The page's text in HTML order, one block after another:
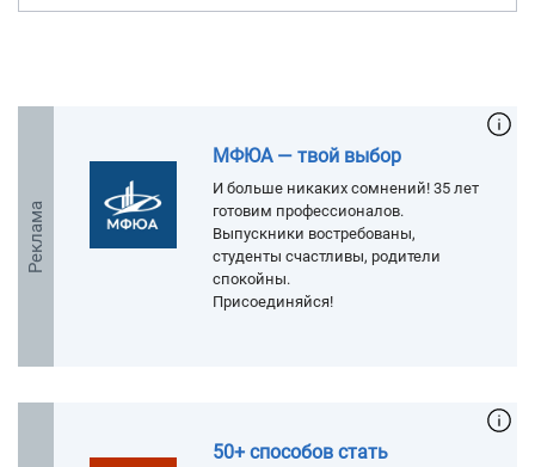
Реклама
МФЮА — твой выбор
И больше никаких сомнений! 35 лет
готовим профессионалов.
Выпускники востребованы,
студенты счастливы, родители
спокойны.
Присоединяйся!
50+ способов стать